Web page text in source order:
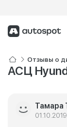
Отзывы о
АСЦ
Тамара
01.10.2019